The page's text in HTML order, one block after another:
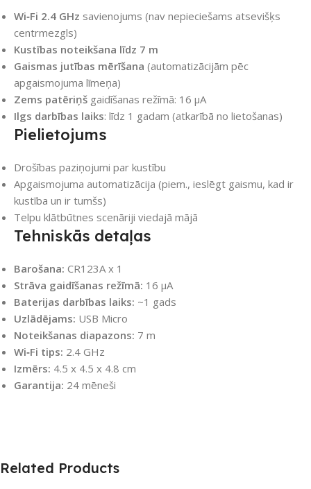
Wi‑Fi 2.4 GHz savienojums (nav nepieciešams atsevišķs
centrmezgls)
Kustības noteikšana līdz 7 m
Gaismas jutības mērīšana (automatizācijām pēc
apgaismojuma līmeņa)
Zems patēriņš gaidīšanas režīmā: 16 µA
Ilgs darbības laiks: līdz 1 gadam (atkarībā no lietošanas)
Pielietojums
Drošības paziņojumi par kustību
Apgaismojuma automatizācija (piem., ieslēgt gaismu, kad ir
kustība un ir tumšs)
Telpu klātbūtnes scenāriji viedajā mājā
Tehniskās detaļas
Barošana: CR123A x 1
Strāva gaidīšanas režīmā: 16 µA
Baterijas darbības laiks: ~1 gads
Uzlādējams: USB Micro
Noteikšanas diapazons: 7 m
Wi‑Fi tips: 2.4 GHz
Izmērs: 4.5 x 4.5 x 4.8 cm
Garantija: 24 mēneši
Related Products